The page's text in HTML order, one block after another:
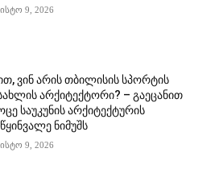
9, 2026
ვინ არის თბილისის სპორტის
არქიტექტორი? – გაეცანით
საუკუნის არქიტექტურის
ნიმუშს
9, 2026